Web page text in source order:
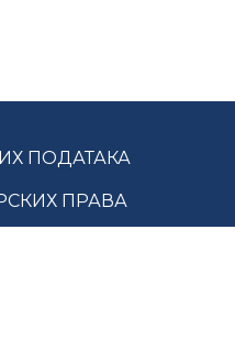
ПОДАТАКА
ПРАВА